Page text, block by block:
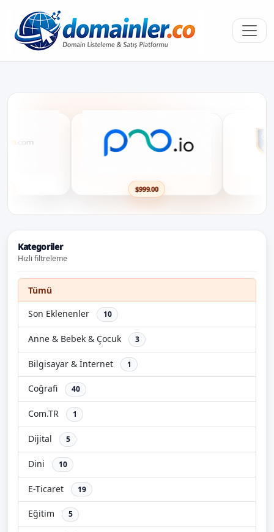
$999.00
Kategoriler
Hızlı filtreleme
Tümü
Son Eklenenler
10
Anne & Bebek & Çocuk 3
Bilgisayar & İnternet 1
Coğrafi 40
Com.TR 1
Dijital 5
Dini 10
E-Ticaret 19
Eğitim 5